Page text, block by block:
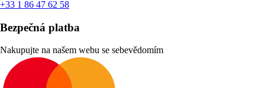
+33 1 86 47 62 58
Bezpečná platba
Nakupujte na našem webu se sebevědomím